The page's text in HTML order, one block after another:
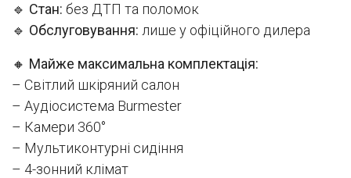
🔹 Стан: без ДТП та поломок
🔹 Обслуговування: лише у офіційного дилера
🔸 Майже максимальна комплектація:
– Світлий шкіряний салон
– Аудіосистема Burmester
– Камери 360°
– Мультиконтурні сидіння
– 4-зонний клімат